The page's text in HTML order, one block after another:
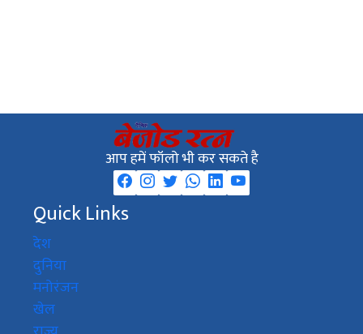
आप हमें फॉलो भी कर सकते है
Quick Links
देश
दुनिया
मनोरंजन
खेल